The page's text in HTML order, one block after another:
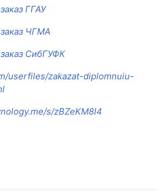
ГГАУ
ЧГМА
СибГУФК
userfiles/zakazat-diplomnuiu-
s/zBZeKM8I4